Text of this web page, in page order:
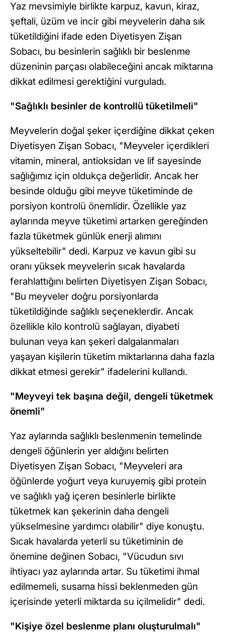
Yaz mevsimiyle birlikte karpuz, kavun, kiraz,
şeftali, üzüm ve incir gibi meyvelerin daha sık
tüketildiğini ifade eden Diyetisyen Zişan
Sobacı, bu besinlerin sağlıklı bir beslenme
düzeninin parçası olabileceğini ancak miktarına
dikkat edilmesi gerektiğini vurguladı.
"Sağlıklı besinler de kontrollü tüketilmeli"
Meyvelerin doğal şeker içerdiğine dikkat çeken
Diyetisyen Zişan Sobacı, "Meyveler içerdikleri
vitamin, mineral, antioksidan ve lif sayesinde
sağlığımız için oldukça değerlidir. Ancak her
besinde olduğu gibi meyve tüketiminde de
porsiyon kontrolü önemlidir. Özellikle yaz
aylarında meyve tüketimi artarken gereğinden
fazla tüketmek günlük enerji alımını
yükseltebilir" dedi. Karpuz ve kavun gibi su
oranı yüksek meyvelerin sıcak havalarda
ferahlattığını belirten Diyetisyen Zişan Sobacı,
"Bu meyveler doğru porsiyonlarda
tüketildiğinde sağlıklı seçeneklerdir. Ancak
özellikle kilo kontrolü sağlayan, diyabeti
bulunan veya kan şekeri dalgalanmaları
yaşayan kişilerin tüketim miktarlarına daha fazla
dikkat etmesi gerekir" ifadelerini kullandı.
"Meyveyi tek başına değil, dengeli tüketmek
önemli"
Yaz aylarında sağlıklı beslenmenin temelinde
dengeli öğünlerin yer aldığını belirten
Diyetisyen Zişan Sobacı, "Meyveleri ara
öğünlerde yoğurt veya kuruyemiş gibi protein
ve sağlıklı yağ içeren besinlerle birlikte
tüketmek kan şekerinin daha dengeli
yükselmesine yardımcı olabilir" diye konuştu.
Sıcak havalarda yeterli su tüketiminin de
önemine değinen Sobacı, "Vücudun sıvı
ihtiyacı yaz aylarında artar. Su tüketimi ihmal
edilmemeli, susama hissi beklenmeden gün
içerisinde yeterli miktarda su içilmelidir" dedi.
"Kişiye özel beslenme planı oluşturulmalı"